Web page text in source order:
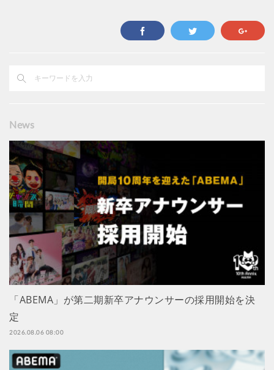
News
「ABEMA」が第二期新卒アナウンサーの採用開始を決
定
2026.08.06 08:00